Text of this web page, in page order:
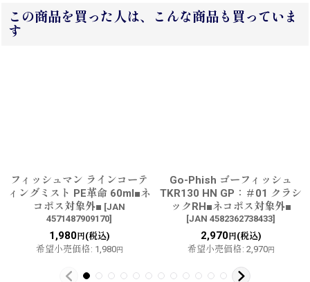
この商品を買った人は、こんな商品も買っていま
す
フィッシュマン ラインコーテ
ィングミスト PE革命 60ml■ネ
コポス対象外■ [JAN
4571487909170]
1,980円(税込)
希望小売価格: 1,980円
Go-Phish ゴーフィッシュ
TKR130 HN GP：＃01 クラシ
ックRH■ネコポス対象外■
[JAN 4582362738433]
2,970円(税込)
希望小売価格: 2,970円